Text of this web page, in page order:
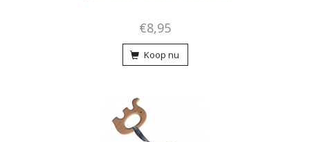
€8,95
Koop nu